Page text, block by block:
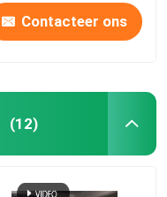
Contacteer ons
(12)